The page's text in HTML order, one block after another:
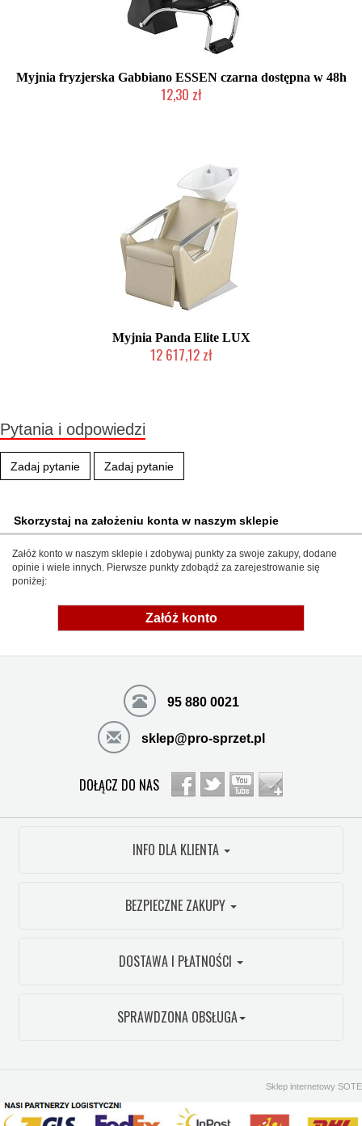
Myjnia fryzjerska Gabbiano ESSEN czarna dostępna w 48h
12,30 zł
Myjnia Panda Elite LUX
12 617,12 zł
Pytania i odpowiedzi
Zadaj pytanie Zadaj pytanie
Skorzystaj na założeniu konta w naszym sklepie
Załóż konto w naszym sklepie i zdobywaj punkty za swoje zakupy, dodane
opinie i wiele innych. Pierwsze punkty zdobądź za zarejestrowanie się
poniżej:
Załóż konto
95 880 0021
sklep@pro-sprzet.pl
DOŁĄCZ DO NAS
INFO DLA KLIENTA
BEZPIECZNE ZAKUPY
DOSTAWA I PŁATNOŚCI
SPRAWDZONA OBSŁUGA
Sklep internetowy SOTE